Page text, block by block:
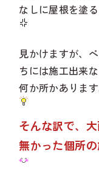
なしに屋根を塗
見かけますが、
ちには施工出来
何か所かあります
そんな訳で、
無かった個所の